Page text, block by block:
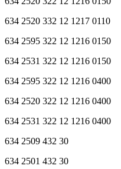
634 2520 332 12 1217 0110
634 2595 322 12 1216 0150
634 2531 322 12 1216 0150
634 2595 322 12 1216 0400
634 2520 322 12 1216 0400
634 2531 322 12 1216 0400
634 2509 432 30
634 2501 432 30